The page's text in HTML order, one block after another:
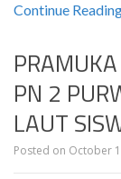
Continue
PN 2
LAUT
Posted on October